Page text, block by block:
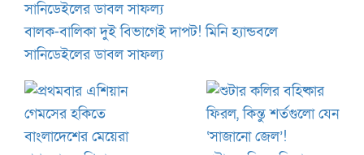
বালক-বালিকা দুই বিভাগেই দাপট! মিনি হ্যান্ডবলে
সানিডেইলের ডাবল সাফল্য